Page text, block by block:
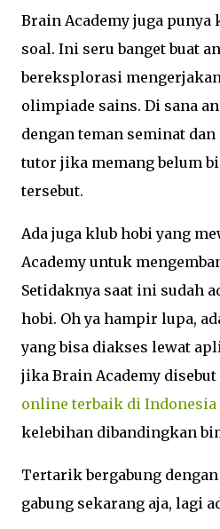
Brain Academy juga
soal. Ini seru banget buat
bereksplorasi
olimpiade sains. Di sana
dengan teman seminat
tutor jika memang belum
tersebut.
Ada juga klub hobi yang
Academy untuk
Setidaknya saat ini sudah
hobi. Oh ya hampir lupa,
yang bisa diakses lewat
jika Brain Academy
online terbaik di Indonesia
kelebihan dibandingkan
Tertarik bergabung dengan
gabung sekarang aja, lagi